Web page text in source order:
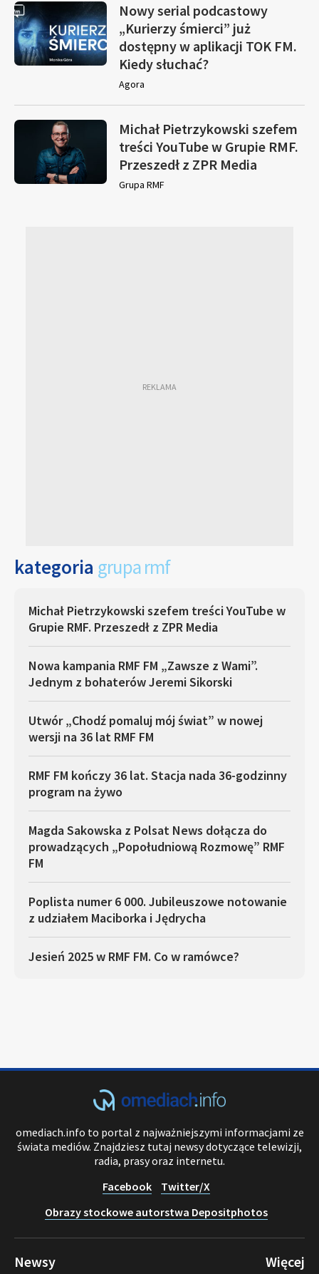
Nowy serial podcastowy
„Kurierzy śmierci” już
dostępny w aplikacji TOK FM.
Kiedy słuchać?
Agora
Michał Pietrzykowski szefem
treści YouTube w Grupie RMF.
Przeszedł z ZPR Media
Grupa RMF
kategoria grupa rmf
Michał Pietrzykowski szefem treści YouTube w
Grupie RMF. Przeszedł z ZPR Media
Nowa kampania RMF FM „Zawsze z Wami”.
Jednym z bohaterów Jeremi Sikorski
Utwór „Chodź pomaluj mój świat” w nowej
wersji na 36 lat RMF FM
RMF FM kończy 36 lat. Stacja nada 36-godzinny
program na żywo
Magda Sakowska z Polsat News dołącza do
prowadzących „Popołudniową Rozmowę” RMF
FM
Poplista numer 6 000. Jubileuszowe notowanie
z udziałem Maciborka i Jędrycha
Jesień 2025 w RMF FM. Co w ramówce?
omediach.info to portal z najważniejszymi informacjami ze
świata mediów. Znajdziesz tutaj newsy dotyczące telewizji,
radia, prasy oraz internetu.
Facebook
Twitter/X
Obrazy stockowe autorstwa Depositphotos
Newsy Więcej